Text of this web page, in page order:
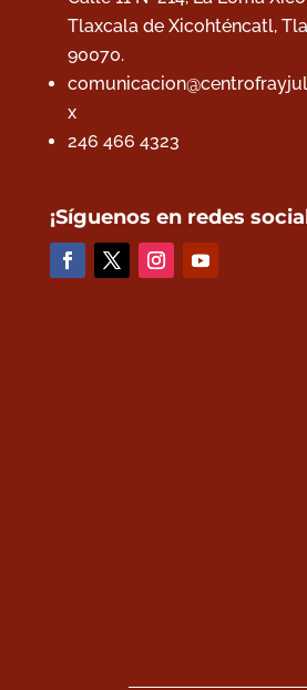
Tlaxcala de Xicohténcatl,
90070.
x
246 466 4323
¡Síguenos en redes